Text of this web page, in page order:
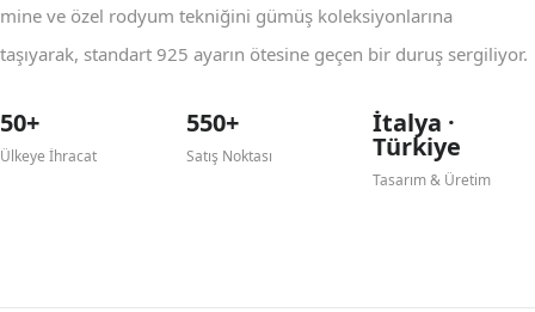
mine ve özel rodyum tekniğini gümüş koleksiyonlarına
taşıyarak, standart 925 ayarın ötesine geçen bir duruş sergiliyor.
50+
Ülkeye İhracat
550+
Satış Noktası
İtalya ·
Türkiye
Tasarım & Üretim